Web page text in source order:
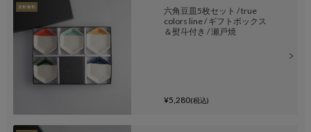
六角豆皿5枚セット / true
colors line / ギフトボックス
＆熨斗付き / 瀬戸焼
¥5,280(税込)